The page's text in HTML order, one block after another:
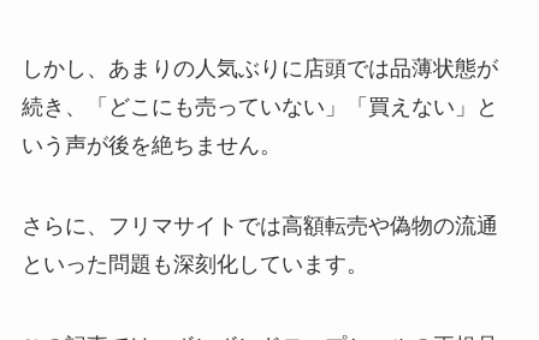
しかし、あまりの人気ぶりに店頭では品薄状態が
続き、「どこにも売っていない」「買えない」と
いう声が後を絶ちません。
さらに、フリマサイトでは高額転売や偽物の流通
といった問題も深刻化しています。